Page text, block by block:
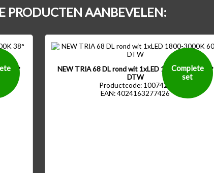
700
PRODUCTEN AANBEVELEN:
38°
NEW TRIA 68 DL rond wit 1xLED 1800-3000K 60°
DTW
Productcode: 1007425
EAN: 4024163277426
Complete
set